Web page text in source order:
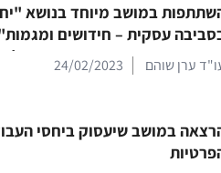
במושב מיוחד בנושא
עסקית – חידושים
החורף השנתי מטעם ועד מחוז תל
עורכי הדין
ערן שוהם 24/02/2023
במושב שיעסוק ביחסי